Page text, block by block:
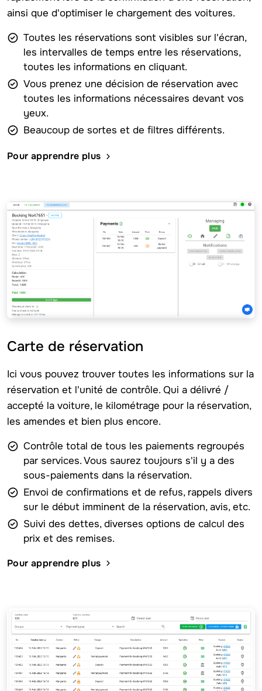
ainsi que d'optimiser le chargement des voitures.
Toutes les réservations sont visibles sur l'écran,
les intervalles de temps entre les réservations,
toutes les informations en cliquant.
Vous prenez une décision de réservation avec
toutes les informations nécessaires devant vos
yeux.
Beaucoup de sortes et de filtres différents.
Pour apprendre plus
Carte de réservation
Ici vous pouvez trouver toutes les informations sur la
réservation et l'unité de contrôle. Qui a délivré /
accepté la voiture, le kilométrage pour la réservation,
les amendes et bien plus encore.
Contrôle total de tous les paiements regroupés
par services. Vous saurez toujours s'il y a des
sous-paiements dans la réservation.
Envoi de confirmations et de refus, rappels divers
sur le début imminent de la réservation, avis, etc.
Suivi des dettes, diverses options de calcul des
prix et des remises.
Pour apprendre plus